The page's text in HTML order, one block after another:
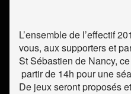
L’ensemble de l’effectif
vous, aux supporters et
St Sébastien de Nancy,
partir de 14h pour une
De jeux seront proposés